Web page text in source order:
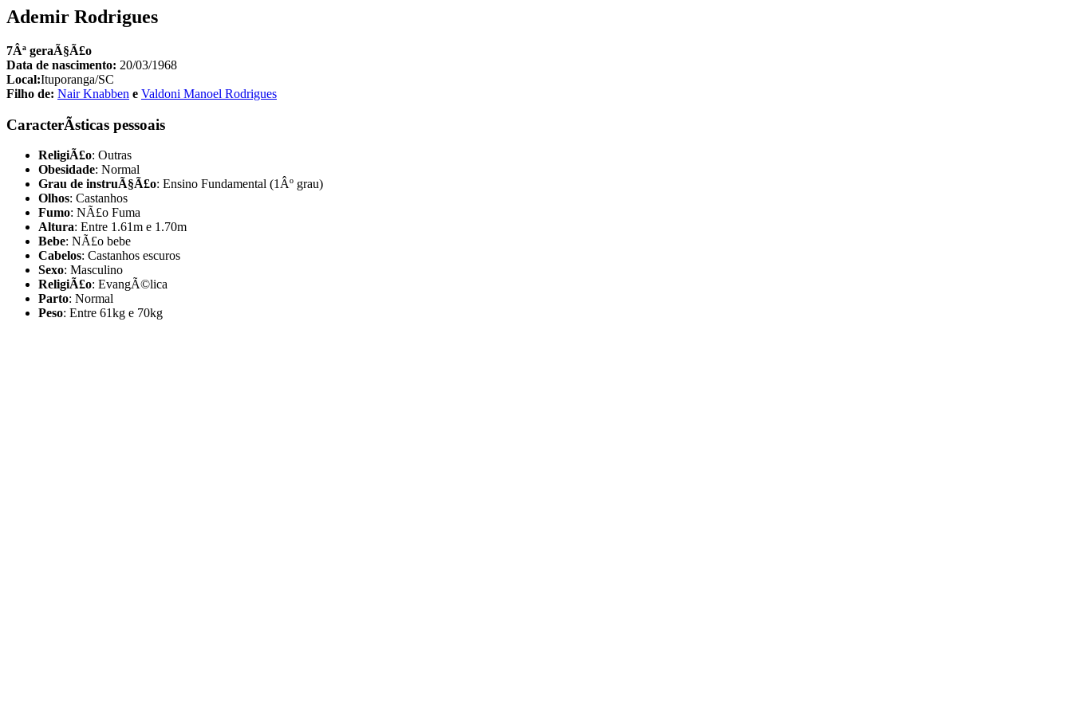
Ademir Rodrigues
7Âª geraÃ§Ã£o
Data de nascimento: 20/03/1968
Local:Ituporanga/SC
Filho de: Nair Knabben e Valdoni Manoel Rodrigues
CaracterÃ­sticas pessoais
ReligiÃ£o: Outras
Obesidade: Normal
Grau de instruÃ§Ã£o: Ensino Fundamental (1Âº grau)
Olhos: Castanhos
Fumo: NÃ£o Fuma
Altura: Entre 1.61m e 1.70m
Bebe: NÃ£o bebe
Cabelos: Castanhos escuros
Sexo: Masculino
ReligiÃ£o: EvangÃ©lica
Parto: Normal
Peso: Entre 61kg e 70kg